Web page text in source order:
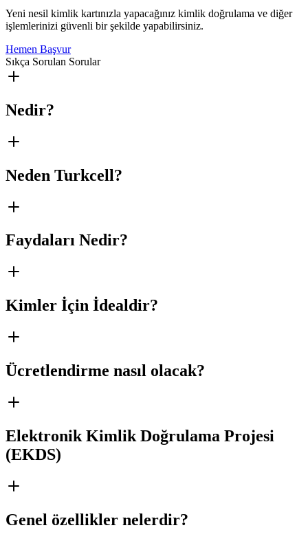
Yeni nesil kimlik kartınızla yapacağınız kimlik doğrulama ve diğer
işlemlerinizi güvenli bir şekilde yapabilirsiniz.
Hemen Başvur
Sıkça Sorulan Sorular
Nedir?
Neden Turkcell?
Faydaları Nedir?
Kimler İçin İdealdir?
Ücretlendirme nasıl olacak?
Elektronik Kimlik Doğrulama Projesi
(EKDS)
Genel özellikler nelerdir?